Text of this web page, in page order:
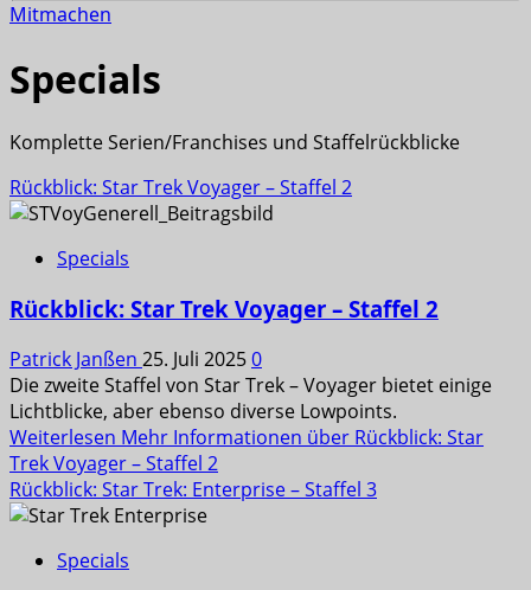
Mitmachen
Specials
Komplette Serien/Franchises und Staffelrückblicke
Rückblick: Star Trek Voyager – Staffel 2
Specials
Rückblick: Star Trek Voyager – Staffel 2
Patrick Janßen 25. Juli 20250
Die zweite Staffel von Star Trek – Voyager bietet einige
Lichtblicke, aber ebenso diverse Lowpoints.
Weiterlesen Mehr Informationen über Rückblick: Star
Trek Voyager – Staffel 2
Rückblick: Star Trek: Enterprise – Staffel 3
Specials